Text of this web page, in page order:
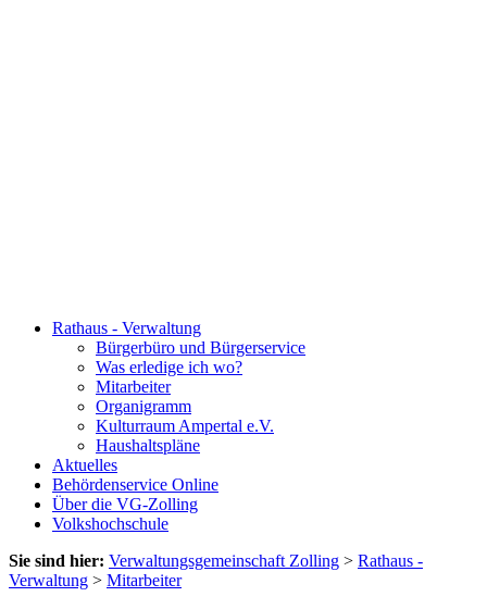
Rathaus - Verwaltung
Bürgerbüro und Bürgerservice
Was erledige ich wo?
Mitarbeiter
Organigramm
Kulturraum Ampertal e.V.
Haushaltspläne
Aktuelles
Behördenservice Online
Über die VG-Zolling
Volkshochschule
Sie sind hier: Verwaltungsgemeinschaft Zolling > Rathaus -
Verwaltung > Mitarbeiter